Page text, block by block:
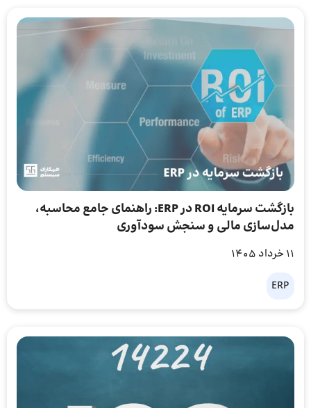
بازگشت سرمایه ROI در ERP: راهنمای جامع محاسبه،
مدل‌سازی مالی و سنجش سودآوری
11 خرداد 1405
ERP